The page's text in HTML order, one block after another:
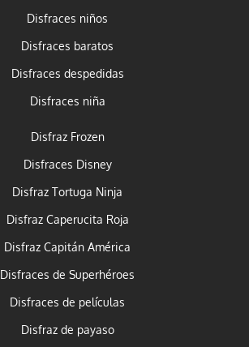
Disfraces niños
Disfraces baratos
Disfraces despedidas
Disfraces niña
Disfraz Frozen
Disfraces Disney
Disfraz Tortuga Ninja
Disfraz Caperucita Roja
Disfraz Capitán América
Disfraces de Superhéroes
Disfraces de películas
Disfraz de payaso